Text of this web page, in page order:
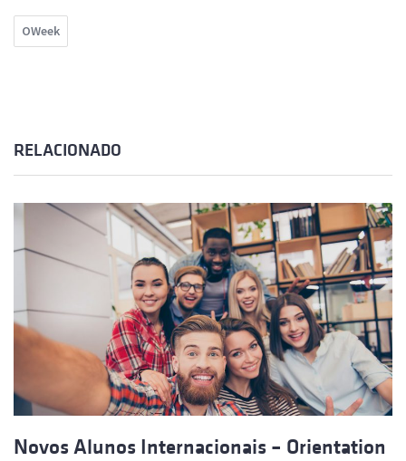
OWeek
RELACIONADO
Novos Alunos Internacionais – Orientation